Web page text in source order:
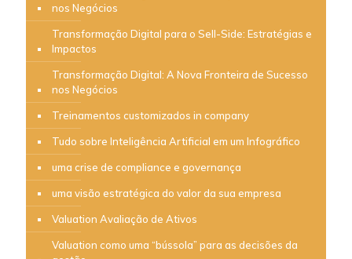
nos Negócios
Transformação Digital para o Sell-Side: Estratégias e
Impactos
Transformação Digital: A Nova Fronteira de Sucesso
nos Negócios
Treinamentos customizados in company
Tudo sobre Inteligência Artificial em um Infográfico
uma crise de compliance e governança
uma visão estratégica do valor da sua empresa
Valuation Avaliação de Ativos
Valuation como uma “bússola” para as decisões da